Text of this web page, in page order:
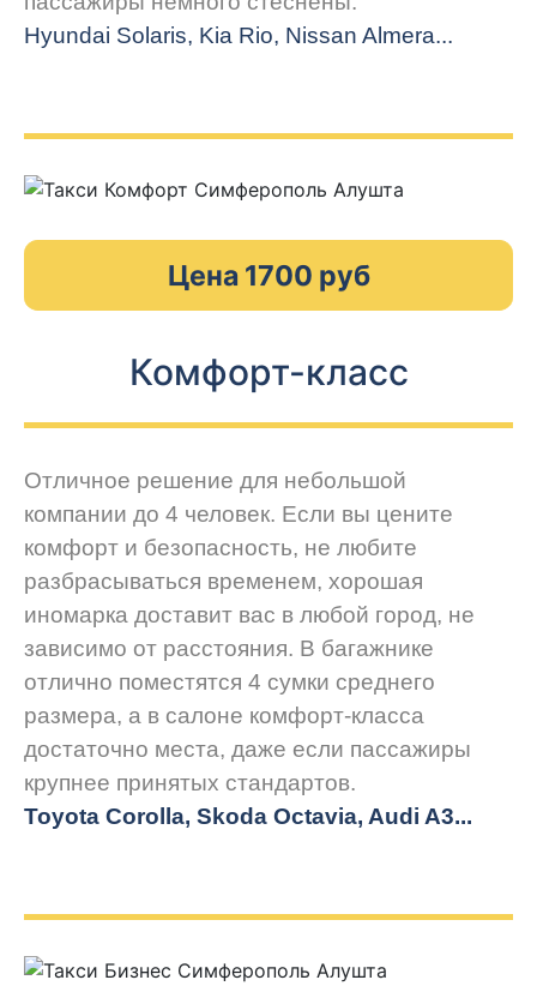
Hyundai Solaris, Kia Rio, Nissan Almera...
Цена 1700 руб
Комфорт-класс
Отличное решение для небольшой
компании до 4 человек. Если вы цените
комфорт и безопасность, не любите
разбрасываться временем, хорошая
иномарка доставит вас в любой город, не
зависимо от расстояния. В багажнике
отлично поместятся 4 сумки среднего
размера, а в салоне комфорт-класса
достаточно места, даже если пассажиры
крупнее принятых стандартов.
Toyota Corolla, Skoda Octavia, Audi A3...